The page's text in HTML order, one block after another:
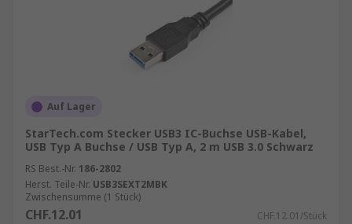
Auf Lager
StarTech.com Stecker USB3 IC-Buchse USB-Kabel,
USB Typ A Buchse / USB Typ A, 2 m USB 3.0 Schwarz
RS Best.-Nr. 186-2802
Herst. Teile-Nr. USB3SEXT2MBK
Zwischensumme (1 Stück)
CHF.12.01 CHF.12.01/Stück